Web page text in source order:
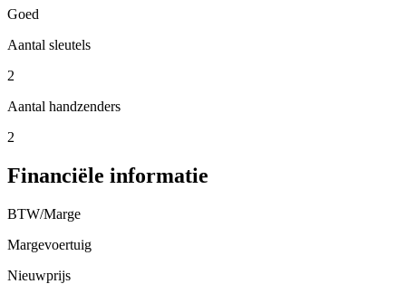
Goed
Aantal sleutels
2
Aantal handzenders
2
Financiële informatie
BTW/Marge
Margevoertuig
Nieuwprijs